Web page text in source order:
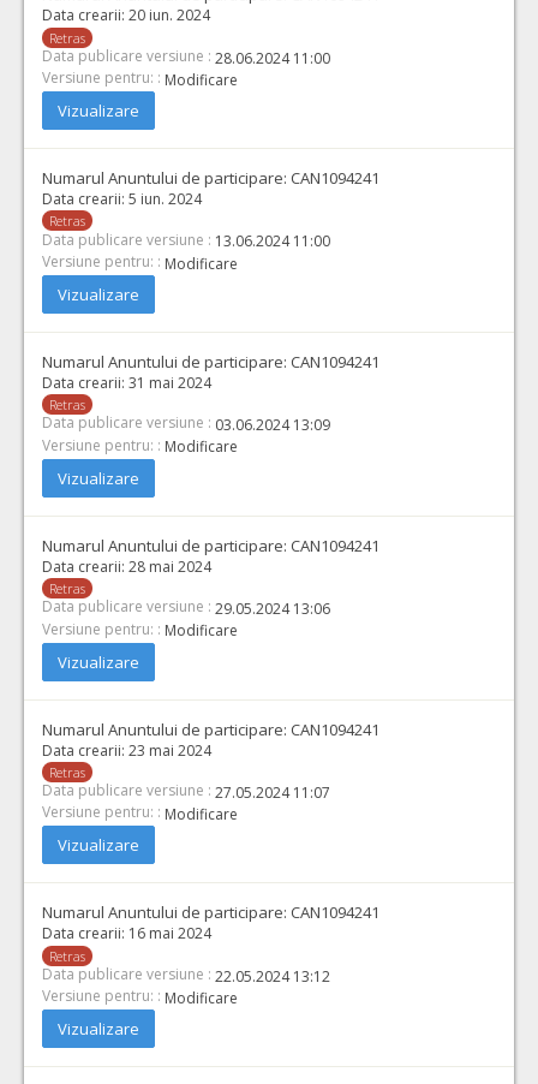
Data crearii: 20 iun. 2024
Retras
Data publicare versiune : 28.06.2024 11:00
Versiune pentru: : Modificare
Vizualizare
Numarul Anuntului de participare: CAN1094241
Data crearii: 5 iun. 2024
Retras
Data publicare versiune : 13.06.2024 11:00
Versiune pentru: : Modificare
Vizualizare
Numarul Anuntului de participare: CAN1094241
Data crearii: 31 mai 2024
Retras
Data publicare versiune : 03.06.2024 13:09
Versiune pentru: : Modificare
Vizualizare
Numarul Anuntului de participare: CAN1094241
Data crearii: 28 mai 2024
Retras
Data publicare versiune : 29.05.2024 13:06
Versiune pentru: : Modificare
Vizualizare
Numarul Anuntului de participare: CAN1094241
Data crearii: 23 mai 2024
Retras
Data publicare versiune : 27.05.2024 11:07
Versiune pentru: : Modificare
Vizualizare
Numarul Anuntului de participare: CAN1094241
Data crearii: 16 mai 2024
Retras
Data publicare versiune : 22.05.2024 13:12
Versiune pentru: : Modificare
Vizualizare